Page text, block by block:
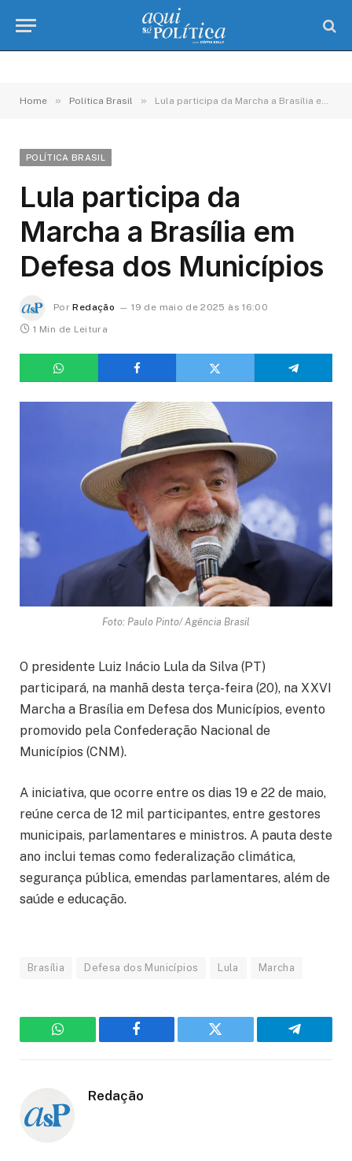
Home » Política Brasil » Lula participa da Marcha a Brasília em Defesa dos Municípios
POLÍTICA BRASIL
Lula participa da
Marcha a Brasília em
Defesa dos Municípios
Por Redação
19 de maio de 2025 às 16:00
1 Min de Leitura
Foto: Paulo Pinto/ Agência Brasil
O presidente Luiz Inácio Lula da Silva (PT)
participará, na manhã desta terça-feira (20), na XXVI
Marcha a Brasília em Defesa dos Municípios, evento
promovido pela Confederação Nacional de
Municípios (CNM).
A iniciativa, que ocorre entre os dias 19 e 22 de maio,
reúne cerca de 12 mil participantes, entre gestores
municipais, parlamentares e ministros. A pauta deste
ano inclui temas como federalização climática,
segurança pública, emendas parlamentares, além de
saúde e educação.
Brasília Defesa dos Municípios Lula Marcha
WhatsApp Facebook Twitter Telegram
Redação